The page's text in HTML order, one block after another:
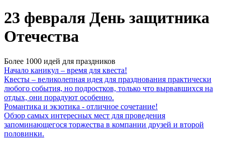
23 февраля День защитника
Отечества
Более 1000 идей для праздников
Начало каникул – время для квеста!
Квесты – великолепная идея для празднования практически
любого события, но подростков, только что вырвавшихся на
отдых, они порадуют особенно.
Романтика и экзотика - отличное сочетание!
Обзор самых интересных мест для проведения
запоминающегося торжества в компании друзей и второй
половинки.